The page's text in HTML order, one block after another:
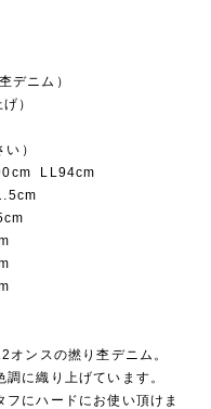
デニム）
）
）
LL94cm
オンスの撚り杢デニム。
に織り上げています。
にハードにお使い頂けま